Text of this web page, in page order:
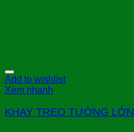
Add to wishlist
Xem nhanh
KHAY TREO TƯỜNG LỚN